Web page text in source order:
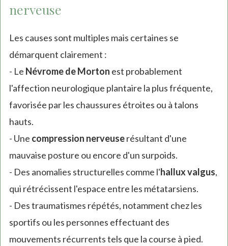
nerveuse
Les causes sont multiples mais certaines se
démarquent clairement :
- Le Névrome de Morton est probablement
l'affection neurologique plantaire la plus fréquente,
favorisée par les chaussures étroites ou à talons
hauts.
- Une compression nerveuserésultant d'une
mauvaise posture ou encore d'un surpoids.
- Des anomalies structurelles comme l'hallux valgus,
qui rétrécissent l'espace entre les métatarsiens.
- Des traumatismes répétés, notamment chez les
sportifs ou les personnes effectuant des
mouvements récurrents tels que la course à pied.